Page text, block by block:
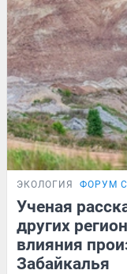
ЭКОЛОГИЯ ФОРУМ
Ученая
других
влияния
Забайкалья